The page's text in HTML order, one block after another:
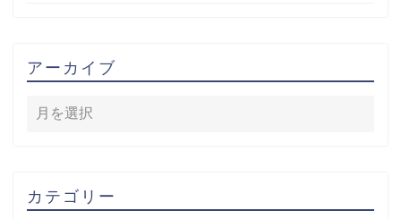
アーカイブ
カテゴリー